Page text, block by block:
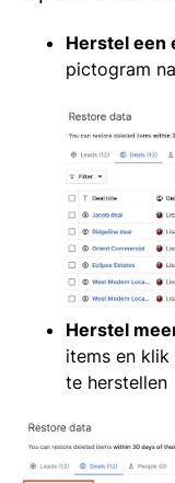
Herstel een
pictogram
Herstel
items en klik
te herstellen